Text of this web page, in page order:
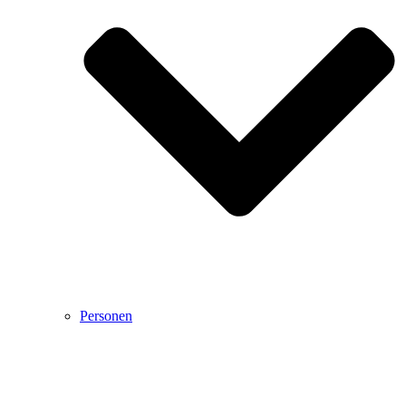
Personen